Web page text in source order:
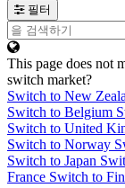
필터
This page does not
switch market?
Switch to New
Switch to Belgium
Switch to United
Switch to Norway
Switch to Japan
France Switch to